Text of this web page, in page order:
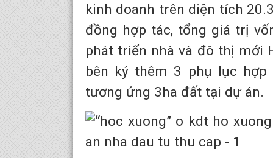
kinh doanh trên diện tích
đồng hợp tác, tổng giá trị
phát triển nhà và đô thị mới
bên ký thêm 3 phụ lục
tương ứng 3ha đất tại dự án.